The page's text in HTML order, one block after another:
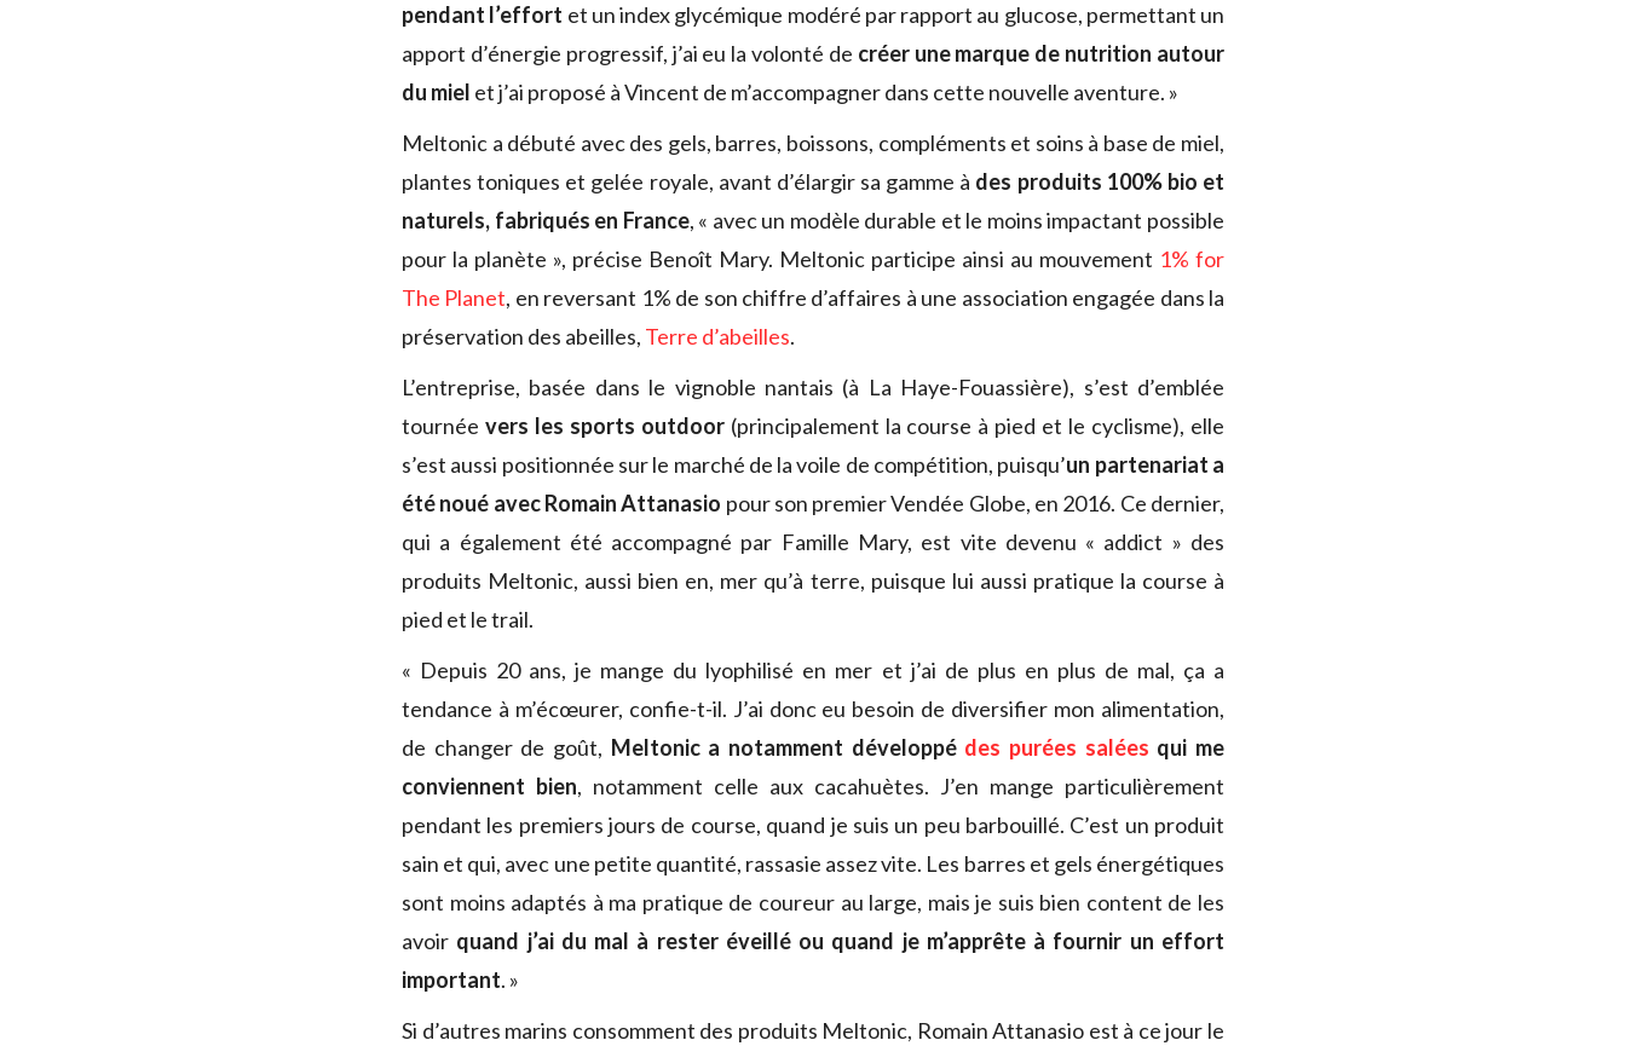
pendant l’effort et un index glycémique modéré par rapport au glucose, permettant un
apport d’énergie progressif, j’ai eu la volonté de créer une marque de nutrition autour
du miel et j’ai proposé à Vincent de m’accompagner dans cette nouvelle aventure. »
Meltonic a débuté avec des gels, barres, boissons, compléments et soins à base de miel,
plantes toniques et gelée royale, avant d’élargir sa gamme à des produits 100% bio et
naturels, fabriqués en France, « avec un modèle durable et le moins impactant possible
pour la planète », précise Benoît Mary. Meltonic participe ainsi au mouvement 1% for
The Planet, en reversant 1% de son chiffre d’affaires à une association engagée dans la
préservation des abeilles, Terre d’abeilles.
L’entreprise, basée dans le vignoble nantais (à La Haye-Fouassière), s’est d’emblée
tournée vers les sports outdoor(principalement la course à pied et le cyclisme), elle
s’est aussi positionnée sur le marché de la voile de compétition, puisqu’un partenariat a
été noué avec Romain Attanasio pour son premier Vendée Globe, en 2016. Ce dernier,
qui a également été accompagné par Famille Mary, est vite devenu « addict » des
produits Meltonic, aussi bien en, mer qu’à terre, puisque lui aussi pratique la course à
pied et le trail.
« Depuis 20 ans, je mange du lyophilisé en mer et j’ai de plus en plus de mal, ça a
tendance à m’écœurer, confie-t-il. J’ai donc eu besoin de diversifier mon alimentation,
de changer de goût, Meltonic a notamment développé des purées salées qui me
conviennent bien, notamment celle aux cacahuètes. J’en mange particulièrement
pendant les premiers jours de course, quand je suis un peu barbouillé. C’est un produit
sain et qui, avec une petite quantité, rassasie assez vite. Les barres et gels énergétiques
sont moins adaptés à ma pratique de coureur au large, mais je suis bien content de les
avoir quand j’ai du mal à rester éveillé ou quand je m’apprête à fournir un effort
important. »
Si d’autres marins consomment des produits Meltonic, Romain Attanasio est à ce jour le